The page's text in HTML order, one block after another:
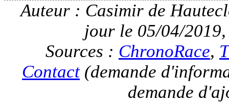
Auteur : Casimir de
jour le 05/04/
Sources : ChronoRace,
Contact(demande
demande